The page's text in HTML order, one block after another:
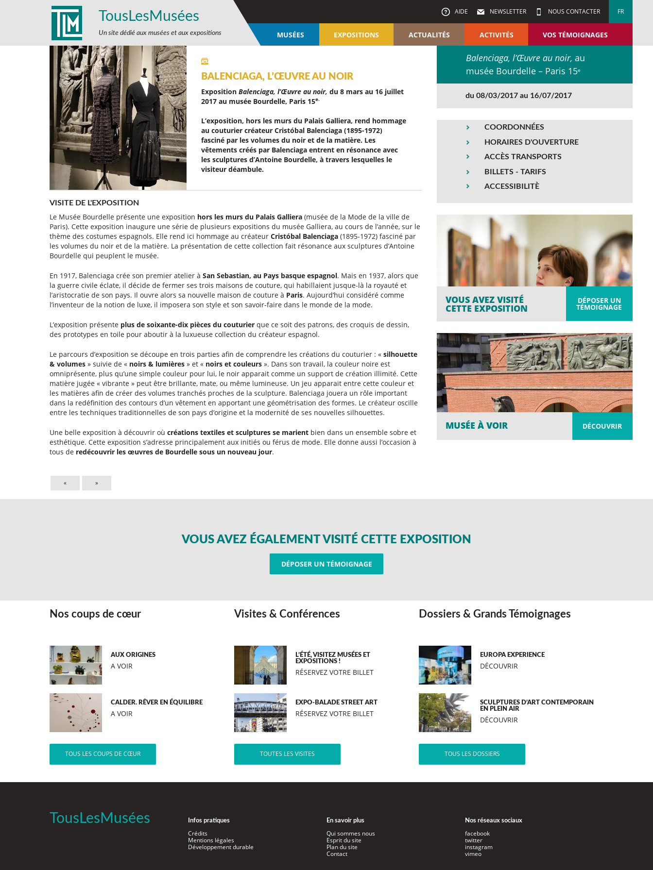
TousLesMusées
Un site dédié aux musées et aux expositions
AIDE NEWSLETTER NOUS CONTACTER FR
MUSÉES EXPOSITIONS ACTUALITÉS ACTIVITÉS VOS TÉMOIGNAGES
BALENCIAGA, L’ŒUVRE AU NOIR
Exposition Balenciaga, l’Œuvre au noir, du 8 mars au 16 juillet
2017 au musée Bourdelle, Paris 15e.
L’exposition, hors les murs du Palais Galliera, rend hommage
au couturier créateur Cristóbal Balenciaga (1895-1972)
fasciné par les volumes du noir et de la matière. Les
vêtements créés par Balenciaga entrent en résonance avec
les sculptures d’Antoine Bourdelle, à travers lesquelles le
visiteur déambule.
VISITE DE L'EXPOSITION
Le Musée Bourdelle présente une exposition hors les murs du Palais Galliera (musée de la Mode de la ville de
Paris). Cette exposition inaugure une série de plusieurs expositions du musée Galliera, au cours de l’année, sur le
thème des costumes espagnols. Elle rend ici hommage au créateur Cristóbal Balenciaga (1895-1972) fasciné par
les volumes du noir et de la matière. La présentation de cette collection fait résonance aux sculptures d’Antoine
Bourdelle qui peuplent le musée.
En 1917, Balenciaga crée son premier atelier à San Sebastian, au Pays basque espagnol. Mais en 1937, alors que
la guerre civile éclate, il décide de fermer ses trois maisons de couture, qui habillaient jusque-là la royauté et
l’aristocratie de son pays. Il ouvre alors sa nouvelle maison de couture à Paris. Aujourd’hui considéré comme
l’inventeur de la notion de luxe, il imposera son style et son savoir-faire dans le monde de la mode.
L’exposition présente plus de soixante-dix pièces du couturier que ce soit des patrons, des croquis de dessin,
des prototypes en toile pour aboutir à la luxueuse collection du créateur espagnol.
Le parcours d’exposition se découpe en trois parties afin de comprendre les créations du couturier : « silhouette
& volumes » suivie de « noirs & lumières » et « noirs et couleurs ». Dans son travail, la couleur noire est
omniprésente, plus qu’une simple couleur pour lui, le noir apparait comme un support de création illimité. Cette
matière jugée « vibrante » peut être brillante, mate, ou même lumineuse. Un jeu apparait entre cette couleur et
les matières afin de créer des volumes tranchés proches de la sculpture. Balenciaga jouera un rôle important
dans la redéfinition des contours d’un vêtement en apportant une géométrisation des formes. Le créateur oscille
entre les techniques traditionnelles de son pays d’origine et la modernité de ses nouvelles silhouettes.
Une belle exposition à découvrir où créations textiles et sculptures se marient bien dans un ensemble sobre et
esthétique. Cette exposition s’adresse principalement aux initiés ou férus de mode. Elle donne aussi l’occasion à
tous de redécouvrir les œuvres de Bourdelle sous un nouveau jour.
« »
Balenciaga, l’Œuvre au noir, au
musée Bourdelle – Paris 15e
du 08/03/2017 au 16/07/2017
COORDONNÉES
HORAIRES D'OUVERTURE
ACCÈS TRANSPORTS
BILLETS - TARIFS
ACCESSIBILITÈ
DÉPOSER UN
TÉMOIGNAGE
VOUS AVEZ VISITÉ
CETTE EXPOSITION
DÉCOUVRIR
MUSÉE À VOIR
VOUS AVEZ ÉGALEMENT VISITÉ CETTE EXPOSITION
DÉPOSER UN TÉMOIGNAGE
Nos coups de cœur
AUX ORIGINES
A VOIR
CALDER. RÊVER EN ÉQUILIBRE
A VOIR
TOUS LES COUPS DE CŒUR
Visites & Conférences
L’ÉTÉ, VISITEZ MUSÉES ET
EXPOSITIONS !
RÉSERVEZ VOTRE BILLET
EXPO-BALADE STREET ART
RÉSERVEZ VOTRE BILLET
TOUTES LES VISITES
Dossiers & Grands Témoignages
EUROPA EXPERIENCE
DÉCOUVRIR
SCULPTURES D’ART CONTEMPORAIN
EN PLEIN AIR
DÉCOUVRIR
TOUS LES DOSSIERS
TousLesMusées Infos pratiques
Crédits
Mentions légales
Développement durable
En savoir plus
Qui sommes nous
Esprit du site
Plan du site
Contact
Nos réseaux sociaux
facebook
twitter
instagram
vimeo